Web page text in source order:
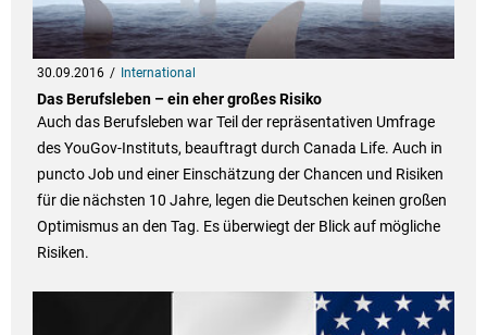
30.09.2016 International
Das Berufsleben – ein eher großes Risiko
Auch das Berufsleben war Teil der repräsentativen Umfrage
des YouGov-Instituts, beauftragt durch Canada Life. Auch in
puncto Job und einer Einschätzung der Chancen und Risiken
für die nächsten 10 Jahre, legen die Deutschen keinen großen
Optimismus an den Tag. Es überwiegt der Blick auf mögliche
Risiken.